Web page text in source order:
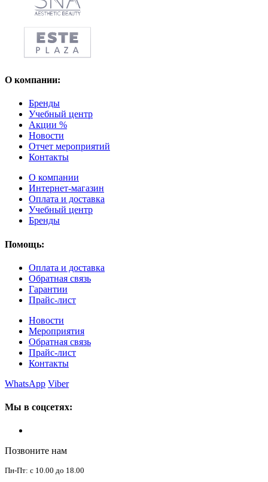
О компании:
Бренды
Учебный центр
Акции %
Новости
Отчет мероприятий
Контакты
О компании
Интернет-магазин
Оплата и доставка
Учебный центр
Бренды
Помощь:
Оплата и доставка
Обратная связь
Гарантии
Прайс-лист
Новости
Мероприятия
Обратная связь
Прайс-лист
Контакты
WhatsApp Viber
Мы в соцсетях:
Позвоните нам
Пн-Пт: с 10.00 до 18.00